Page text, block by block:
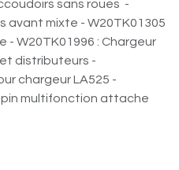
sans roues -
avant mixte - W20TK01305
- W20TK01996 : Chargeur
distributeurs -
chargeur LA525 -
multifonction attache